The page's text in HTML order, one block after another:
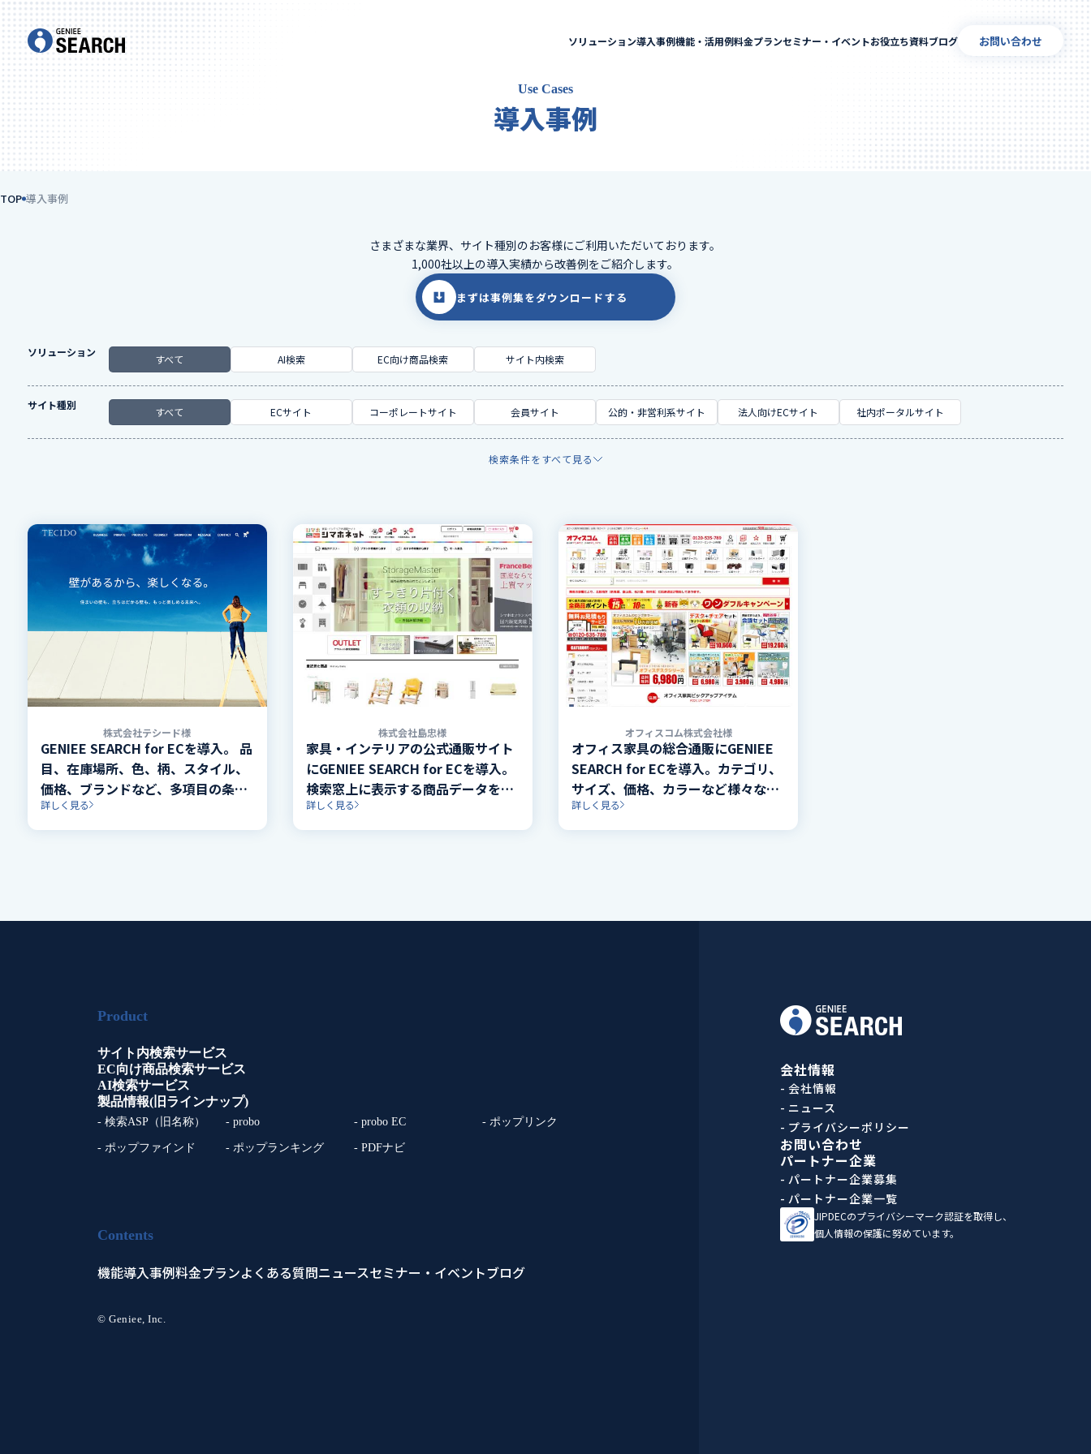
ソリューション導入事例機能・活用例料金プランセミナー・イベントお役立ち資料ブログ お問い合わせ
Use Cases
導入事例
TOP 導入事例
さまざまな業界、サイト種別のお客様にご利用いただいております。
1,000社以上の導入実績から改善例をご紹介します。
まずは事例集をダウンロードする
ソリューション
すべて AI検索 EC向け商品検索 サイト内検索
サイト種別
すべて ECサイト コーポレートサイト 会員サイト 公的・非営利系サイト 法人向けECサイト 社内ポータルサイト
検索条件をすべて見る
株式会社テシード様
GENIEE SEARCH for ECを導入。 品
目、在庫場所、色、柄、スタイル、
価格、ブランドなど、多項目の条件
による絞り込み機能を、該当件数付
きで実装。
詳しく見る
株式会社島忠様
家具・インテリアの公式通販サイト
にGENIEE SEARCH for ECを導入。
検索窓上に表示する商品データを
Webクロールで収集することで、シ
ンプルでスピーディな機能導入を実
詳しく見る
オフィスコム株式会社様
オフィス家具の総合通販にGENIEE
SEARCH for ECを導入。カテゴリ、
サイズ、価格、カラーなど様々な項
目による絞り込み機能を実装。絞り
込み項目に該当する件数を表示。
詳しく見る
Product
サイト内検索サービス
EC向け商品検索サービス
AI検索サービス
製品情報(旧ラインナップ)
- 検索ASP（旧名称） - probo - probo EC - ポップリンク
- ポップファインド - ポップランキング - PDFナビ
Contents
機能導入事例料金プランよくある質問ニュースセミナー・イベントブログ
© Geniee, Inc.
会社情報
- 会社情報
- ニュース
- プライバシーポリシー
お問い合わせ
パートナー企業
- パートナー企業募集
- パートナー企業一覧
JIPDECのプライバシーマーク認証を取得し、
個人情報の保護に努めています。